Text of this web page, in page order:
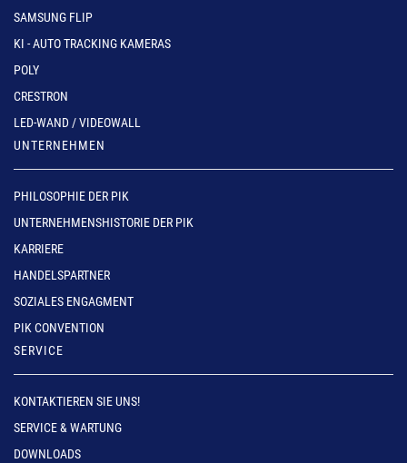
SAMSUNG FLIP
KI - AUTO TRACKING KAMERAS
POLY
CRESTRON
LED-WAND / VIDEOWALL
UNTERNEHMEN
PHILOSOPHIE DER PIK
UNTERNEHMENSHISTORIE DER PIK
KARRIERE
HANDELSPARTNER
SOZIALES ENGAGMENT
PIK CONVENTION
SERVICE
KONTAKTIEREN SIE UNS!
SERVICE & WARTUNG
DOWNLOADS